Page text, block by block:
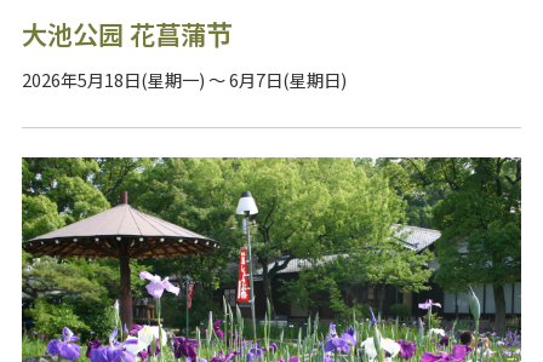
大池公园 花菖蒲节
2026年5月18日(星期一) ～ 6月7日(星期日)